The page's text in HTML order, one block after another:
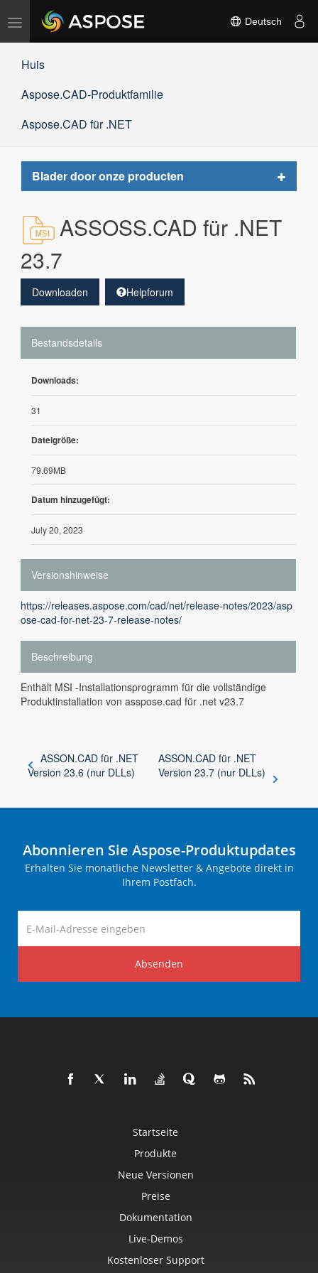
Navigation
umschalten
Deutsch
Huis
Aspose.CAD-Produktfamilie
Aspose.CAD für .NET
Blader door onze producten
Toggle
ASSOSS.CAD für .NET
23.7
Downloaden Helpforum
Bestandsdetails
Downloads:
31
Dateigröße:
79.69MB
Datum hinzugefügt:
July 20, 2023
Versionshinweise
https://releases.aspose.com/cad/net/release-notes/2023/asp
ose-cad-for-net-23-7-release-notes/
Beschreibung
Enthält MSI -Installationsprogramm für die vollständige
Produktinstallation von asspose.cad für .net v23.7
ASSON.CAD für .NET
Version 23.6 (nur DLLs)
ASSON.CAD für .NET
Version 23.7 (nur DLLs)
Abonnieren Sie Aspose-Produktupdates
Erhalten Sie monatliche Newsletter & Angebote direkt in
Ihrem Postfach.
Absenden
Startseite
Produkte
Neue Versionen
Preise
Dokumentation
Live-Demos
Kostenloser Support